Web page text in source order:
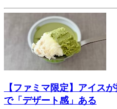
【ファミマ限定】アイス
で「デザート感」ある